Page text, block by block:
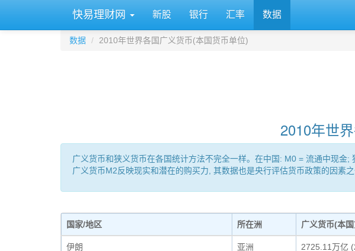
快易理财网 新股 银行 汇率 数据
数据 2010年世界各国广义货币(本国货币单位)
2010年世
广义货币和狭义货币在各国统计方法不完全一样。在中国: M0 = 流通中现金
广义货币M2反映现实和潜在的购买力, 其数据也是央行评估货币政策的因素之
国家/地区 所在洲 广义货币(本
伊朗 亚洲 2725.11万亿